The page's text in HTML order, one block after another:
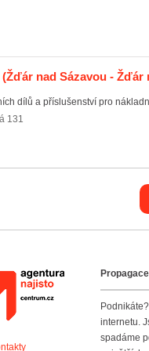
(Žďár nad Sázavou - Žďár
dílů a příslušenství pro
131
Agentura Najisto
internetu.
spadáme